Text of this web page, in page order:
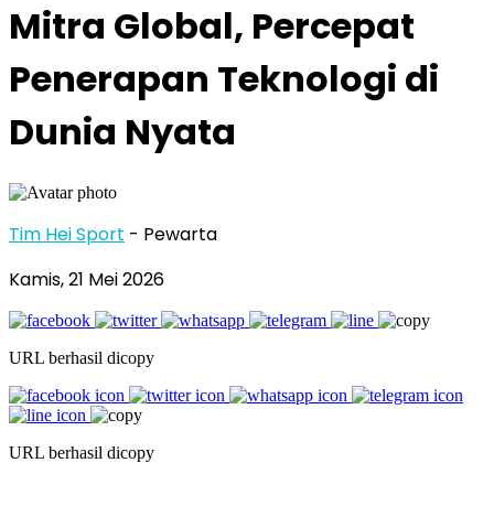
Mitra Global, Percepat
Penerapan Teknologi di
Dunia Nyata
Tim Hei Sport - Pewarta
Kamis, 21 Mei 2026
URL berhasil dicopy
URL berhasil dicopy